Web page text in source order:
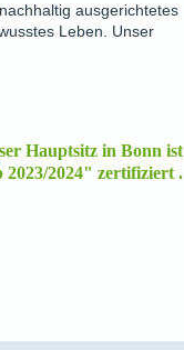
ausgerichtetes
Leben. Unser
Hauptsitz in Bonn ist
2024" zertifiziert .